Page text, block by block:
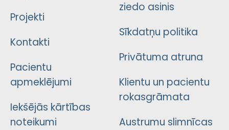
Projekti
Kontakti
Pacientu
apmeklējumi
Iekšējās kārtības
noteikumi
ziedo asinis
Sīkdatņu politika
Privātuma atruna
Klientu un pacientu
rokasgrāmata
Austrumu slimnīcas